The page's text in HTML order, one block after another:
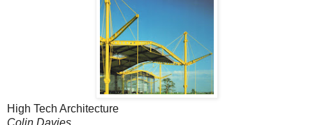
High Tech Architecture
Colin Davies